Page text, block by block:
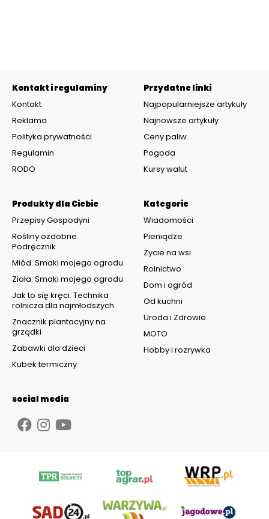
Kontakt i regulaminy
Kontakt
Reklama
Polityka prywatności
Regulamin
RODO
Kategorie
Wiadomości
Pieniądze
Życie na wsi
Rolnictwo
Dom i ogród
Od kuchni
Uroda i Zdrowie
MOTO
Hobby i rozrywka
Produkty dla Ciebie
Przepisy Gospodyni
Rośliny ozdobne.
Podręcznik
Miód. Smaki mojego ogrodu
Zioła. Smaki mojego ogrodu
Jak to się kręci. Technika
rolnicza dla najmłodszych
Znacznik plantacyjny na
grządki
Zabawki dla dzieci
Kubek termiczny
Przydatne linki
Najpopularniejsze artykuły
Najnowsze artykuły
Ceny paliw
Pogoda
Kursy walut
social media